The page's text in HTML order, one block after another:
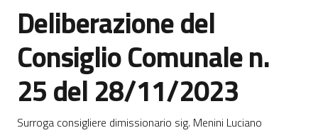
Deliberazione del
Consiglio Comunale n.
25 del 28/11/2023
Dettagli del documento
Surroga consigliere dimissionario sig. Menini Luciano